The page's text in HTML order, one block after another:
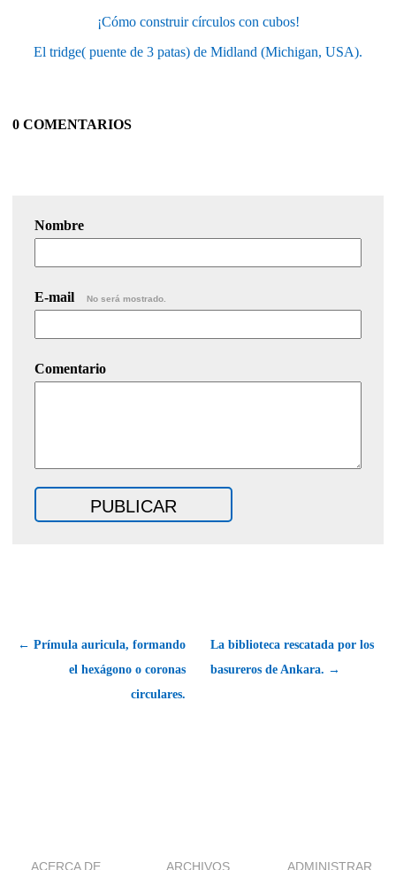
¡Cómo construir círculos con cubos!
El tridge( puente de 3 patas) de Midland (Michigan, USA).
0 COMENTARIOS
Nombre
E-mail No será mostrado.
Comentario
← Prímula auricula, formando
el hexágono o coronas
circulares.
La biblioteca rescatada por los
basureros de Ankara. →
ACERCA DE ARCHIVOS ADMINISTRAR